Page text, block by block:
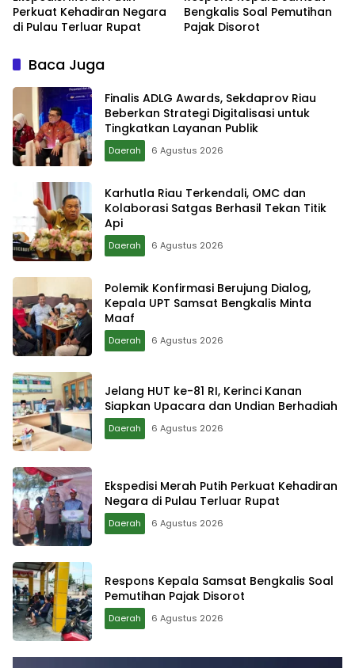
Perkuat Kehadiran Negara
di Pulau Terluar Rupat
Bengkalis Soal Pemutihan
Pajak Disorot
Baca Juga
Finalis ADLG Awards, Sekdaprov Riau
Beberkan Strategi Digitalisasi untuk
Tingkatkan Layanan Publik
Daerah 6 Agustus 2026
Karhutla Riau Terkendali, OMC dan
Kolaborasi Satgas Berhasil Tekan Titik
Api
Daerah 6 Agustus 2026
Polemik Konfirmasi Berujung Dialog,
Kepala UPT Samsat Bengkalis Minta
Maaf
Daerah 6 Agustus 2026
Jelang HUT ke-81 RI, Kerinci Kanan
Siapkan Upacara dan Undian Berhadiah
Daerah 6 Agustus 2026
Ekspedisi Merah Putih Perkuat Kehadiran
Negara di Pulau Terluar Rupat
Daerah 6 Agustus 2026
Respons Kepala Samsat Bengkalis Soal
Pemutihan Pajak Disorot
Daerah 6 Agustus 2026